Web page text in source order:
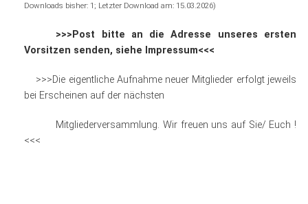
Downloads bisher: 1; Letzter Download am: 15.03.2026)
>>>Post bitte an die Adresse unseres ersten
Vorsitzen senden, siehe Impressum<<<
>>>Die eigentliche Aufnahme neuer Mitglieder erfolgt jeweils
bei Erscheinen auf der nächsten
Mitgliederversammlung. Wir freuen uns auf Sie/ Euch !
<<<